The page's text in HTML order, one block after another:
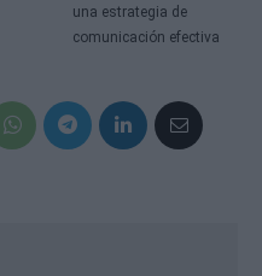
una estrategia de
comunicación efectiva